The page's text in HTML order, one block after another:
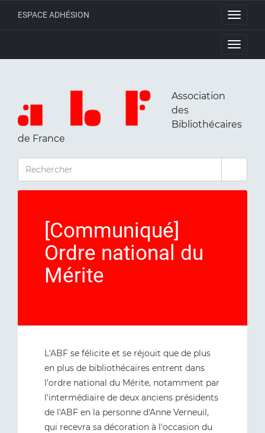
Toggle
ESPACE ADHÉSION
Toggle
Association
des
Bibliothécaires
de France
RECHERCHER
[Communiqué]
Ordre national du
Mérite
L'ABF se félicite et se réjouit que de plus
en plus de bibliothécaires entrent dans
l'ordre national du Mérite, notamment par
l'intermédiaire de deux anciens présidents
de l'ABF en la personne d'Anne Verneuil,
qui recevra sa décoration à l'occasion du